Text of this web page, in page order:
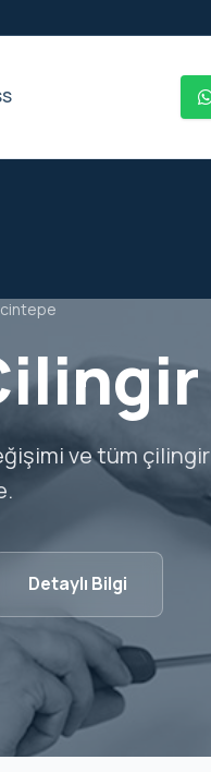
ve tüm çilingir
Detaylı Bilgi